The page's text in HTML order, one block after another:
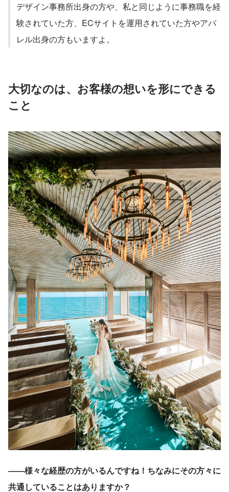
デザイン事務所出身の方や、私と同じように事務職を経
験されていた方、ECサイトを運用されていた方やアパ
レル出身の方もいますよ。
大切なのは、お客様の想いを形にできる
こと
――様々な経歴の方がいるんですね！ちなみにその方々に
共通していることはありますか？